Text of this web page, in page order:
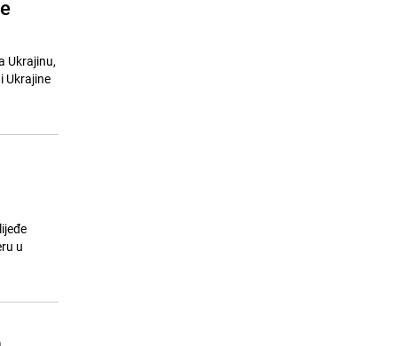
Ukrajinu,
Ukrajine
u